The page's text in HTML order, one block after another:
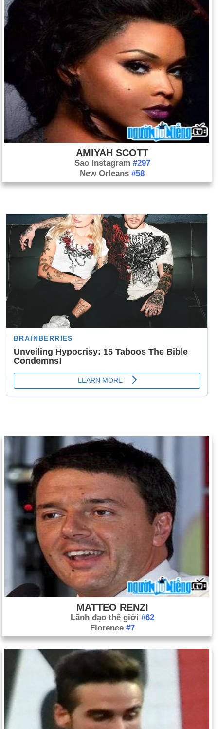
AMIYAH SCOTT
Sao Instagram #297
New Orleans #58
MATTEO RENZI
Lãnh đạo thế giới #62
Florence #7